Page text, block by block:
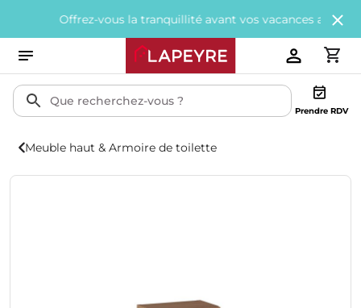
Offrez-vous la tranquillité avant vos vacances avec200€
Prendre RDV
Meuble haut & Armoire de toilette